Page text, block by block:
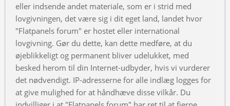
eller indsende andet materiale, som er i strid med
lovgivningen, det være sig i dit eget land, landet hvor
"Flatpanels forum" er hostet eller international
lovgivning. Gør du dette, kan dette medføre, at du
øjeblikkeligt og permanent bliver udelukket, med
besked herom til din Internet-udbyder, hvis vi vurderer
det nødvendigt. IP-adresserne for alle indlæg logges for
at give mulighed for at håndhæve disse vilkår. Du